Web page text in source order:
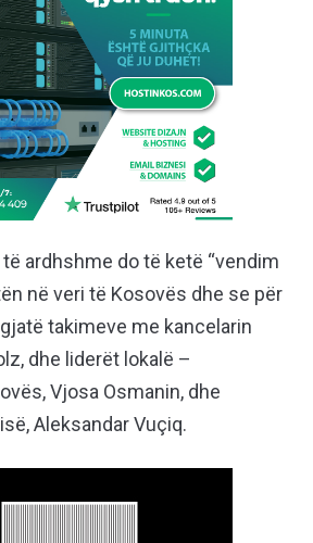
ardhshme do të ketë “vendim
në veri të Kosovës dhe se për
takimeve me kancelarin
dhe liderët lokalë –
Vjosa Osmanin, dhe
Aleksandar Vuçiq.